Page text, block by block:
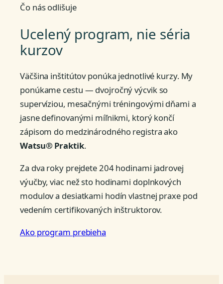
Čo nás odlišuje
Ucelený program, nie séria
kurzov
Väčšina inštitútov ponúka jednotlivé kurzy. My
ponúkame cestu — dvojročný výcvik so
supervíziou, mesačnými tréningovými dňami a
jasne definovanými míľnikmi, ktorý končí
zápisom do medzinárodného registra ako
Watsu® Praktik.
Za dva roky prejdete 204 hodinami jadrovej
výučby, viac než sto hodinami doplnkových
modulov a desiatkami hodín vlastnej praxe pod
vedením certifikovaných inštruktorov.
Ako program prebieha